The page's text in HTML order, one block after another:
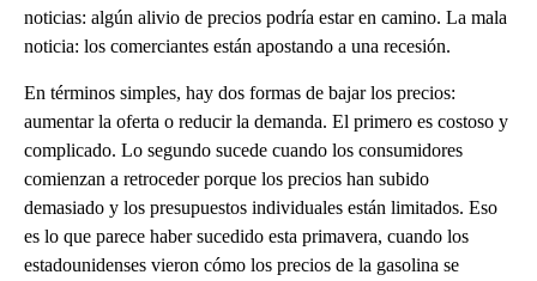
noticias: algún alivio de precios podría estar en camino. La mala
noticia: los comerciantes están apostando a una recesión.
En términos simples, hay dos formas de bajar los precios:
aumentar la oferta o reducir la demanda. El primero es costoso y
complicado. Lo segundo sucede cuando los consumidores
comienzan a retroceder porque los precios han subido
demasiado y los presupuestos individuales están limitados. Eso
es lo que parece haber sucedido esta primavera, cuando los
estadounidenses vieron cómo los precios de la gasolina se